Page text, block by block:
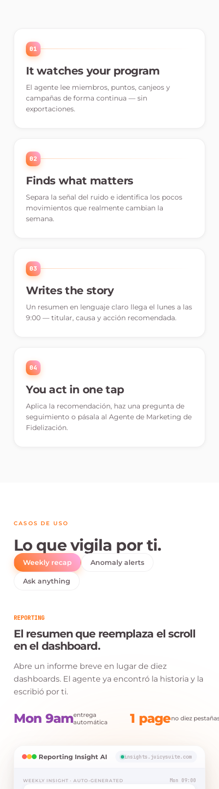
01
It watches your program
El agente lee miembros, puntos, canjeos y
campañas de forma continua — sin
exportaciones.
02
Finds what matters
Separa la señal del ruido e identifica los pocos
movimientos que realmente cambian la
semana.
03
Writes the story
Un resumen en lenguaje claro llega el lunes a las
9:00 — titular, causa y acción recomendada.
04
You act in one tap
Aplica la recomendación, haz una pregunta de
seguimiento o pásala al Agente de Marketing de
Fidelización.
CASOS DE USO
Lo que vigila por ti.
Weekly recap Anomaly alerts
Ask anything
REPORTING
El resumen que reemplaza el scroll
en el dashboard.
Abre un informe breve en lugar de diez
dashboards. El agente ya encontró la historia y la
escribió por ti.
Mon 9amentrega
automática
1 pageno diez
Reporting Insight AI insights.juicysuite.com
WEEKLY INSIGHT · AUTO-GENERATED Mon 09:00